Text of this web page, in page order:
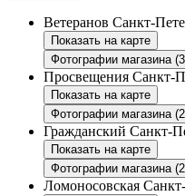
Ветеранов Санкт-
Показать на карте
Фотографии магазина
Просвещения Санкт-
Показать на карте
Фотографии магазина
Гражданский Санкт-
Показать на карте
Фотографии магазина
Ломоносовская